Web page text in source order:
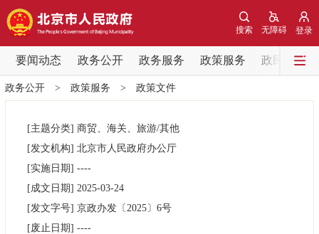
登录
无障碍
搜索
要闻动态 政务公开 政务服务 政策服务 政民互动
要闻动态
党中央精神 国务院信息
北京要闻 会议信息
政务公开
政务公开> 政策服务 > 政策文件
[主题分类] 商贸、海关、旅游/其他
[发文机构] 北京市人民政府办公厅
[实施日期] ----
[成文日期] 2025-03-24
[发文字号] 京政办发〔2025〕 6号
[废止日期] ----